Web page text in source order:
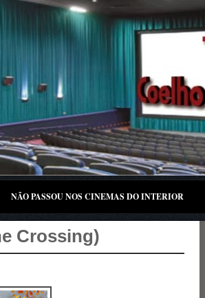
NÃO PASSOU NOS CINEMAS DO INTERIOR
Crossing)